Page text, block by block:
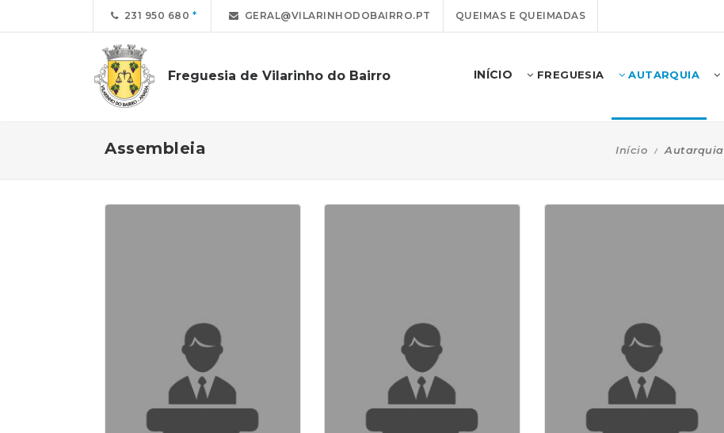
231 950 680 GERAL@VILARINHODOBAIRRO.PT QUEIMAS E QUEIMADAS
Freguesia de Vilarinho do Bairro INÍCIO FREGUESIA AUTARQUIA
Assembleia Início Autarquia